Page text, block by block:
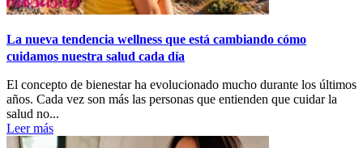
La nueva tendencia wellness que está cambiando cómo
cuidamos nuestra salud cada día
El concepto de bienestar ha evolucionado mucho durante los últimos
años. Cada vez son más las personas que entienden que cuidar la
salud no...
Leer más